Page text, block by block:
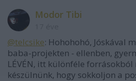
Modor Tibi
@telcsike: Hohohohó, Jóskával
baba-projekten - ellenben,
LÉVÉN, itt különféle forrásokból
készülnünk, hogy sokkoljon a